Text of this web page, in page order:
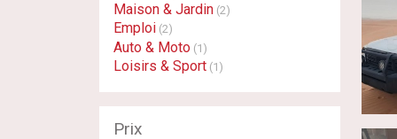
Maison & Jardin (2)
Emploi (2)
Auto & Moto (1)
Loisirs & Sport (1)
Prix